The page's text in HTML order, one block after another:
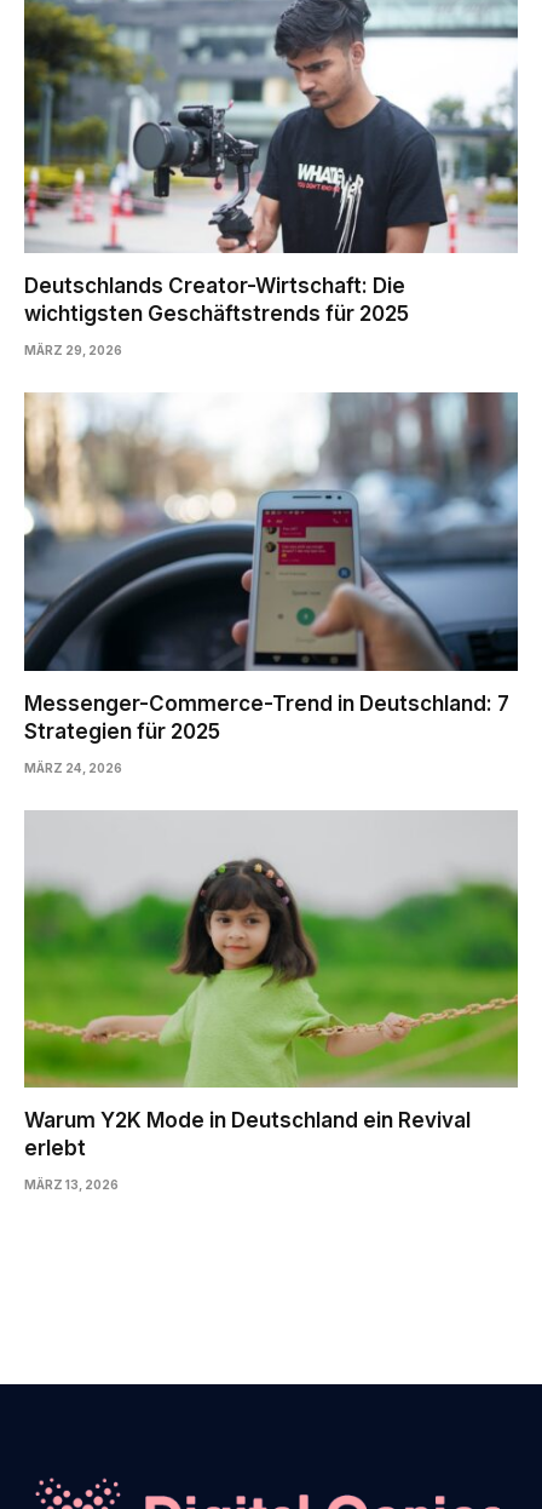
Deutschlands Creator-Wirtschaft: Die
wichtigsten Geschäftstrends für 2025
MÄRZ 29, 2026
Messenger-Commerce-Trend in Deutschland: 7
Strategien für 2025
MÄRZ 24, 2026
Warum Y2K Mode in Deutschland ein Revival
erlebt
MÄRZ 13, 2026